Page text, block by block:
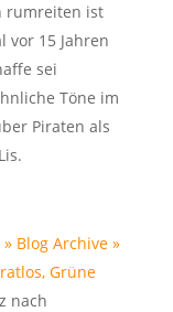
rumreiten ist
vor 15 Jahren
sei
Töne im
Piraten als
Blog Archive »
Grüne
nach